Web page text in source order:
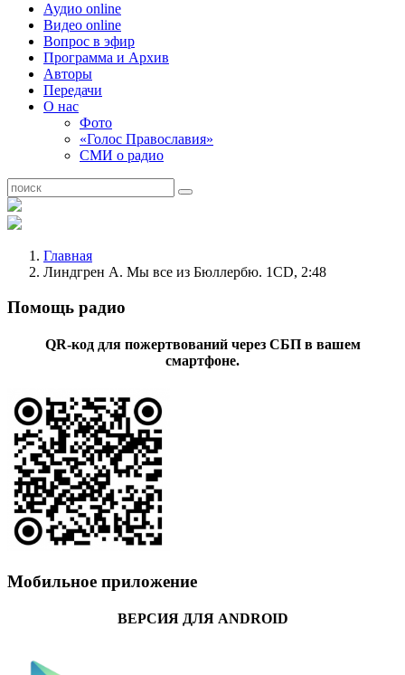
Аудио online
Видео online
Вопрос в эфир
Программа и Архив
Авторы
Передачи
О нас
Фото
«Голос Православия»
СМИ о радио
Главная
Линдгрен А. Мы все из Бюллербю. 1CD, 2:48
Помощь радио
QR-код для пожертвований через СБП в вашем
смартфоне.
Мобильное приложение
ВЕРСИЯ ДЛЯ ANDROID